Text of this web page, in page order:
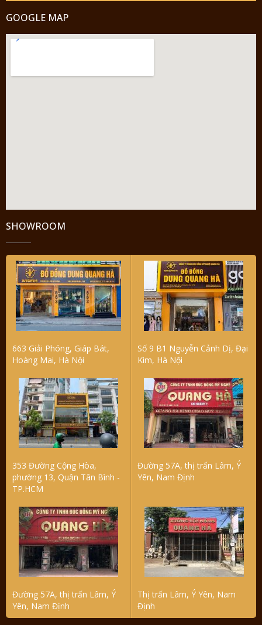
GOOGLE MAP
SHOWROOM
663 Giải Phóng, Giáp Bát,
Hoàng Mai, Hà Nội
Số 9 B1 Nguyễn Cảnh Dị, Đại
Kim, Hà Nội
353 Đường Cộng Hòa,
phường 13, Quận Tân Bình -
TP.HCM
Đường 57A, thị trấn Lâm, Ý
Yên, Nam Định
Đường 57A, thị trấn Lâm, Ý
Yên, Nam Định
Thị trấn Lâm, Ý Yên, Nam
Định